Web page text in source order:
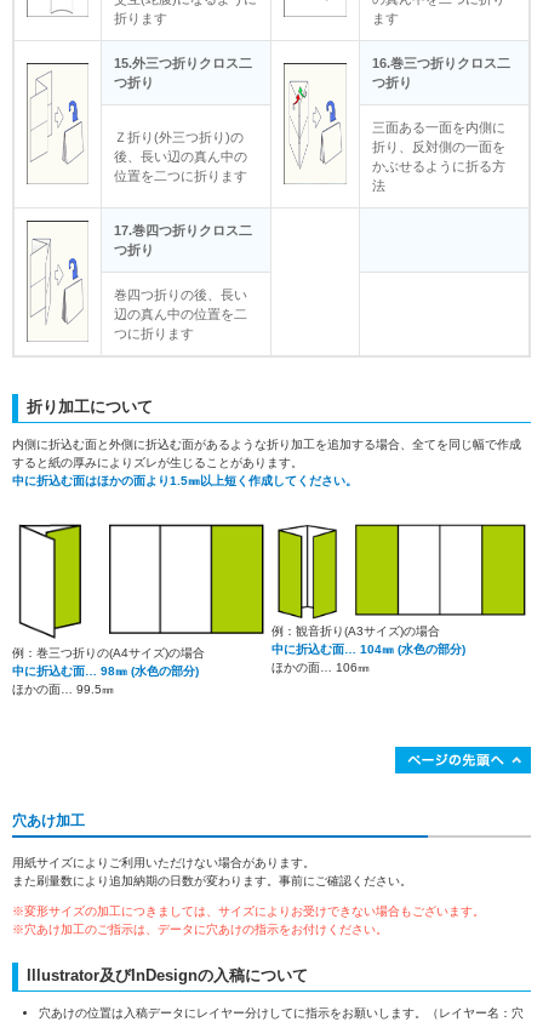
折ります
ます
15.外三つ折りクロス二
つ折り
16.巻三つ折りクロス二
つ折り
Ｚ折り(外三つ折り)の
後、長い辺の真ん中の
位置を二つに折ります
三面ある一面を内側に
折り、反対側の一面を
かぶせるように折る方
法
17.巻四つ折りクロス二
つ折り
巻四つ折りの後、長い
辺の真ん中の位置を二
つに折ります
折り加工について
内側に折込む面と外側に折込む面があるような折り加工を追加する場合、全てを同じ幅で作成
すると紙の厚みによりズレが生じることがあります。
中に折込む面はほかの面より1.5㎜以上短く作成してください。
例：巻三つ折りの(A4サイズ)の場合
中に折込む面… 98㎜ (水色の部分)
ほかの面… 99.5㎜
例：観音折り(A3サイズ)の場合
中に折込む面… 104㎜ (水色の部分)
ほかの面… 106㎜
穴あけ加工
用紙サイズによりご利用いただけない場合があります。
また刷量数により追加納期の日数が変わります。事前にご確認ください。
※変形サイズの加工につきましては、サイズによりお受けできない場合もございます。
※穴あけ加工のご指示は、データに穴あけの指示をお付けください。
Illustrator及びInDesignの入稿について
穴あけの位置は入稿データにレイヤー分けしてに指示をお願いします。（レイヤー名：穴